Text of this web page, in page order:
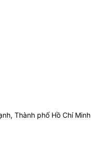
Thành phố Hồ Chí Minh